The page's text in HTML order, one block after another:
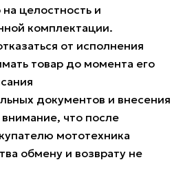
целостность и
комплектации.
от исполнения
товар до момента его
документов и внесения
что после
мототехника
обмену и возврату не